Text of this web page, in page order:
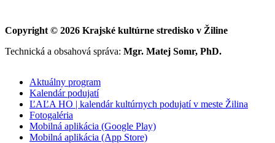
Copyright © 2026 Krajské kultúrne stredisko v Žiline
Technická a obsahová správa: Mgr. Matej Somr, PhD.
Aktuálny program
Kalendár podujatí
ĽAĽA HO | kalendár kultúrnych podujatí v meste Žilina
Fotogaléria
Mobilná aplikácia (Google Play)
Mobilná aplikácia (App Store)